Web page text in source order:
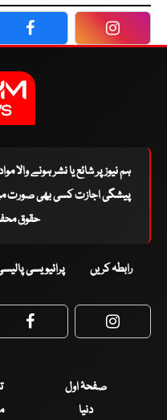
Facebook
ہم نیوز پر شائع یا نشر ہونے والا
پیشگی اجازت کسی بھی صورت
حقوق
رابطہ کریں پرائیویسی
Facebook
صفحۂ اول
دنیا